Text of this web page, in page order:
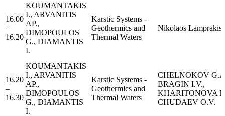
16.00
–
16.20
KOUMANTAKIS
I., ARVANITIS
AP.,
DIMOPOULOS
G., DIAMANTIS
I.
Karstic Systems -
Geothermics and
Thermal Waters
Nikolaos Lamprakis
16.20
–
16.30
KOUMANTAKIS
I., ARVANITIS
AP.,
DIMOPOULOS
G., DIAMANTIS
I.
Karstic Systems -
Geothermics and
Thermal Waters
CHELNOKOV
BRAGIN I.V.,
KHARITONOVA
CHUDAEV O.V.